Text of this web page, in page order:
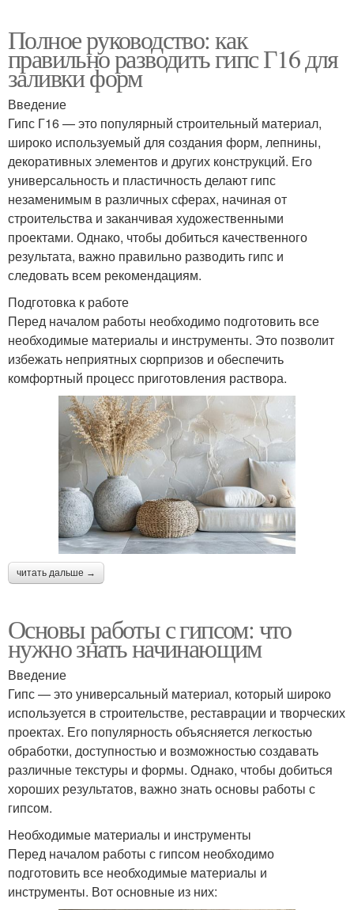
Полное руководство: как
правильно разводить гипс Г16 для
заливки форм
Введение
Гипс Г16 — это популярный строительный материал,
широко используемый для создания форм, лепнины,
декоративных элементов и других конструкций. Его
универсальность и пластичность делают гипс
незаменимым в различных сферах, начиная от
строительства и заканчивая художественными
проектами. Однако, чтобы добиться качественного
результата, важно правильно разводить гипс и
следовать всем рекомендациям.
Подготовка к работе
Перед началом работы необходимо подготовить все
необходимые материалы и инструменты. Это позволит
избежать неприятных сюрпризов и обеспечить
комфортный процесс приготовления раствора.
читать дальше →
Основы работы с гипсом: что
нужно знать начинающим
Введение
Гипс — это универсальный материал, который широко
используется в строительстве, реставрации и творческих
проектах. Его популярность объясняется легкостью
обработки, доступностью и возможностью создавать
различные текстуры и формы. Однако, чтобы добиться
хороших результатов, важно знать основы работы с
гипсом.
Необходимые материалы и инструменты
Перед началом работы с гипсом необходимо
подготовить все необходимые материалы и
инструменты. Вот основные из них: